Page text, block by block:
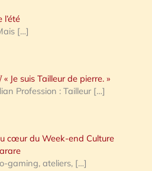
l’été
[…]
Je suis Tailleur de pierre. »
Profession : Tailleur […]
cœur du Week-end Culture
gaming, ateliers, […]